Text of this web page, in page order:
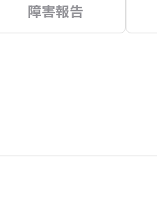
障害報告